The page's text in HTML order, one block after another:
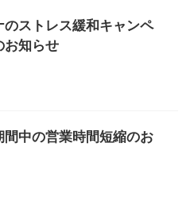
のストレス緩和キャンペ
お知らせ
間中の営業時間短縮のお